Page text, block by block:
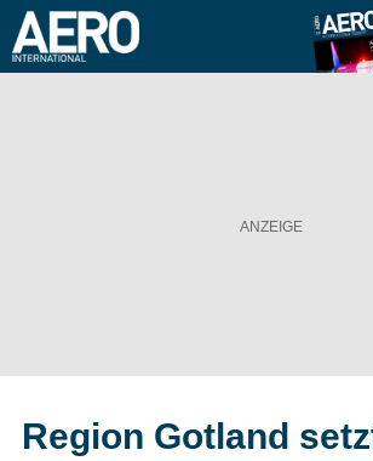
Magazin &
Region Gotland